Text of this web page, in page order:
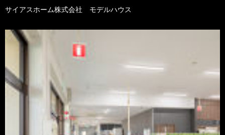
サイアスホーム株式会社 モデルハウス